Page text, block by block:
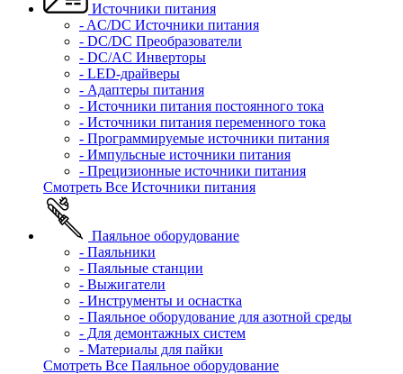
Источники питания
- AC/DC Источники питания
- DC/DC Преобразователи
- DC/AC Инверторы
- LED-драйверы
- Адаптеры питания
- Источники питания постоянного тока
- Источники питания переменного тока
- Программируемые источники питания
- Импульсные источники питания
- Прецизионные источники питания
Смотреть Все Источники питания
Паяльное оборудование
- Паяльники
- Паяльные станции
- Выжигатели
- Инструменты и оснастка
- Паяльное оборудование для азотной среды
- Для демонтажных систем
- Материалы для пайки
Смотреть Все Паяльное оборудование